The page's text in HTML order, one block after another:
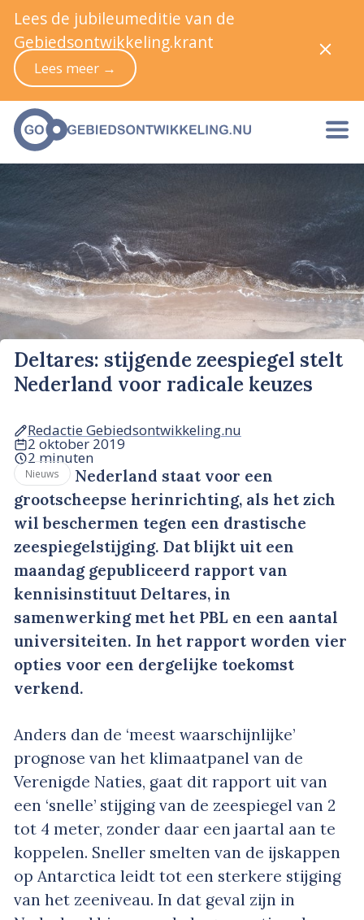
Deltares: stijgende zeespiegel stelt
Nederland voor radicale keuzes
Redactie Gebiedsontwikkeling.nu
2 oktober 2019
2 minuten
Nieuws
Nederland staat voor een
grootscheepse herinrichting, als het zich
wil beschermen tegen een drastische
zeespiegelstijging. Dat blijkt uit een
maandag gepubliceerd rapport van
kennisinstituut Deltares, in
samenwerking met het PBL en een aantal
universiteiten. In het rapport worden vier
opties voor een dergelijke toekomst
verkend.
Anders dan de ‘meest waarschijnlijke’
prognose van het klimaatpanel van de
Verenigde Naties, gaat dit rapport uit van
een ‘snelle’ stijging van de zeespiegel van 2
tot 4 meter, zonder daar een jaartal aan te
koppelen. Sneller smelten van de ijskappen
op Antarctica leidt tot een sterkere stijging
van het zeeniveau. In dat geval zijn in
Lees de jubileumeditie van de
Gebiedsontwikkeling.krant
Lees meer →